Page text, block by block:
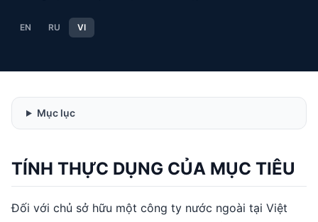
EN RU VI
Mục lục
TÍNH THỰC DỤNG CỦA MỤC TIÊU
Đối với chủ sở hữu một công ty nước ngoài tại Việt